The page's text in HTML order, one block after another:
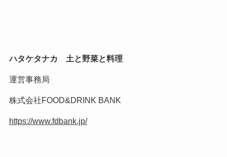
ハタケタナカ 土と野菜と料理
運営事務局
株式会社FOOD&DRINK BANK
https://www.fdbank.jp/